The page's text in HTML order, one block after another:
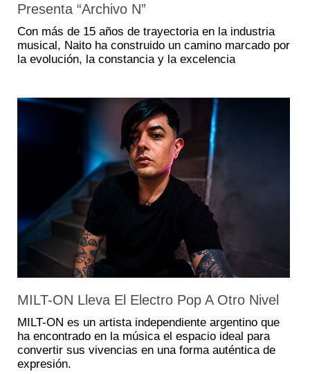
Presenta “Archivo N”
Con más de 15 años de trayectoria en la industria
musical, Naito ha construido un camino marcado por
la evolución, la constancia y la excelencia
MILT-ON Lleva El Electro Pop A Otro Nivel
MILT-ON es un artista independiente argentino que
ha encontrado en la música el espacio ideal para
convertir sus vivencias en una forma auténtica de
expresión.